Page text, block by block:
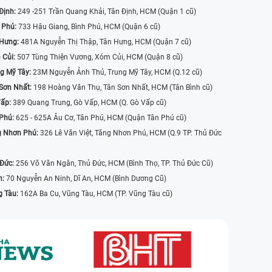
249 -251 Trần Quang Khải, Tân Định, HCM (Quận 1 cũ)
733 Hậu Giang, Bình Phú, HCM (Quận 6 cũ)
481A Nguyễn Thị Thập, Tân Hưng, HCM (Quận 7 cũ)
Củi: 507 Tùng Thiện Vương, Xóm Củi, HCM (Quận 8 cũ)
Mỹ Tây: 23M Nguyễn Ảnh Thủ, Trung Mỹ Tây, HCM (Q.12 cũ)
Nhất: 198 Hoàng Văn Thụ, Tân Sơn Nhất, HCM (Tân Bình cũ)
389 Quang Trung, Gò Vấp, HCM (Q. Gò Vấp cũ)
625 - 625A Âu Cơ, Tân Phú, HCM (Quận Tân Phú cũ)
Nhơn Phú: 326 Lê Văn Việt, Tăng Nhơn Phú, HCM (Q.9 TP. Thủ Đức
256 Võ Văn Ngân, Thủ Đức, HCM (Bình Thọ, TP. Thủ Đức Cũ)
70 Nguyễn An Ninh, Dĩ An, HCM (Bình Dương Cũ)
Tàu: 162A Ba Cu, Vũng Tàu, HCM (TP. Vũng Tàu cũ)